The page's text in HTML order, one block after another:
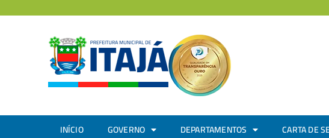
INÍCIO GOVERNO DEPARTAMENTOS CARTA DE